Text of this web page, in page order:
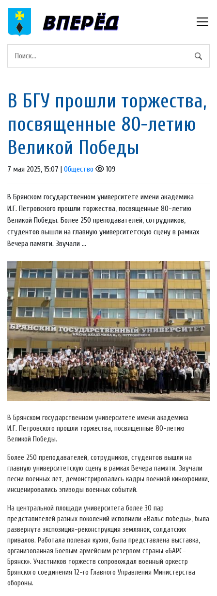
В БГУ прошли торжества,
посвященные 80-летию
Великой Победы
7 мая 2025, 15:07 | Общество 109
В Брянском государственном университете имени академика
И.Г. Петровского прошли торжества, посвященные 80-летию
Великой Победы. Более 250 преподавателей, сотрудников,
студентов вышли на главную университетскую сцену в рамках
Вечера памяти. Звучали ...
В Брянском государственном университете имени академика
И.Г. Петровского прошли торжества, посвященные 80-летию
Великой Победы.
Более 250 преподавателей, сотрудников, студентов вышли на
главную университетскую сцену в рамках Вечера памяти. Звучали
песни военных лет, демонстрировались кадры военной кинохроники,
инсценировались эпизоды военных событий.
На центральной площади университета более 30 пар
представителей разных поколений исполнили «Вальс победы», была
развернута экспозиция-реконструкция землянок, солдатских
привалов. Работала полевая кухня, была представлена выставка,
организованная Боевым армейским резервом страны «БАРС-
Брянск». Участников торжеств сопровождал военный оркестр
Брянского соединения 12-го Главного Управления Министерства
обороны.